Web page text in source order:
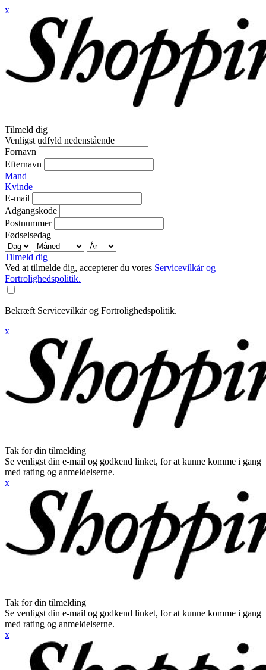
x
Tilmeld dig
Venligst udfyld nedenstående
Fornavn
Efternavn
Mand
Kvinde
E-mail
Adgangskode
Postnummer
Fødselsedag
Tilmeld dig
Ved at tilmelde dig, accepterer du vores Servicevilkår og
Fortrolighedspolitik.
Bekræft Servicevilkår og Fortrolighedspolitik.
x
Tak for din tilmelding
Se venligst din e-mail og godkend linket, for at kunne komme i gang
med rating og anmeldelserne.
x
Tak for din tilmelding
Se venligst din e-mail og godkend linket, for at kunne komme i gang
med rating og anmeldelserne.
x